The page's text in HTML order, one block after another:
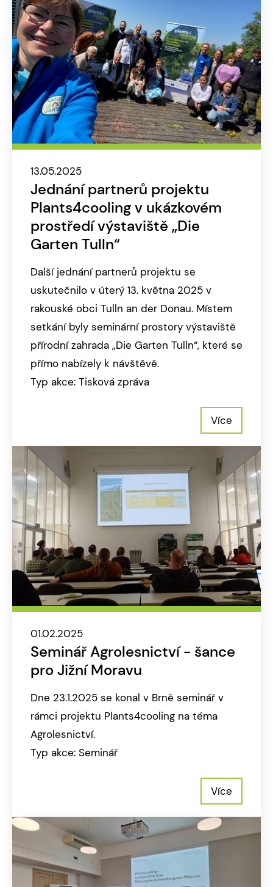
13.05.2025
Jednání partnerů projektu
Plants4cooling v ukázkovém
prostředí výstaviště „Die
Garten Tulln“
Další jednání partnerů projektu se
uskutečnilo v úterý 13. května 2025 v
rakouské obci Tulln an der Donau. Místem
setkání byly seminární prostory výstaviště
přírodní zahrada „Die Garten Tulln“, které se
přímo nabízely k návštěvě.
Typ akce: Tisková zpráva
Více
01.02.2025
Seminář Agrolesnictví - šance
pro Jižní Moravu
Dne 23.1.2025 se konal v Brně seminář v
rámci projektu Plants4cooling na téma
Agrolesnictví.
Typ akce: Seminář
Více